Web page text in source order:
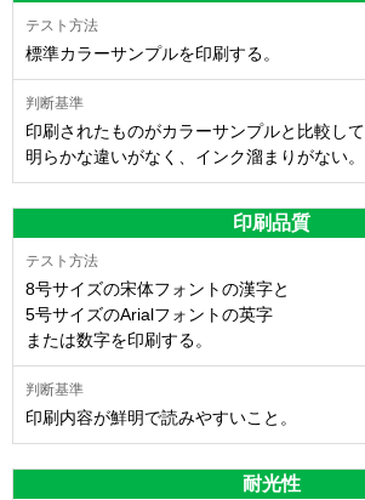
標準カラーサンプルを印刷する。
印刷されたものがカラーサンプルと比較して
明らかな違いがなく、インク溜まりがない。
印刷品質
8号サイズの宋体フォントの漢字と
5号サイズのArialフォントの英字
または数字を印刷する。
印刷内容が鮮明で読みやすいこと。
耐光性